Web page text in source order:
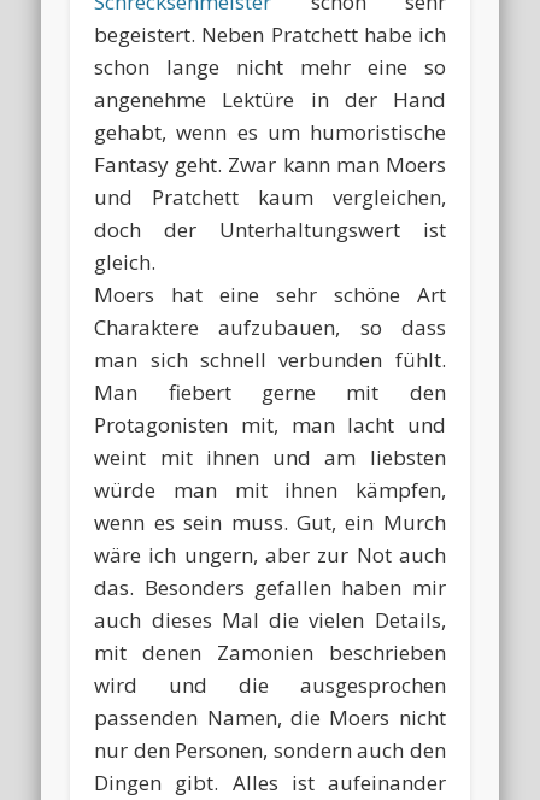
begeistert. Neben Pratchett habe ich
schon lange nicht mehr eine so
angenehme Lektüre in der Hand
gehabt, wenn es um humoristische
Fantasy geht. Zwar kann man Moers
und Pratchett kaum vergleichen,
doch der Unterhaltungswert ist
gleich.
Moers hat eine sehr schöne Art
Charaktere aufzubauen, so dass
man sich schnell verbunden fühlt.
Man fiebert gerne mit den
Protagonisten mit, man lacht und
weint mit ihnen und am liebsten
würde man mit ihnen kämpfen,
wenn es sein muss. Gut, ein Murch
wäre ich ungern, aber zur Not auch
das. Besonders gefallen haben mir
auch dieses Mal die vielen Details,
mit denen Zamonien beschrieben
wird und die ausgesprochen
passenden Namen, die Moers nicht
nur den Personen, sondern auch den
Dingen gibt. Alles ist aufeinander